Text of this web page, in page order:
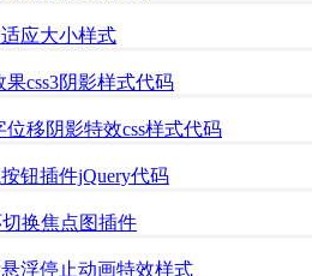
应大小样式
css3阴影样式代码
移阴影特效css样式代码
钮插件jQuery代码
换焦点图插件
浮停止动画特效样式